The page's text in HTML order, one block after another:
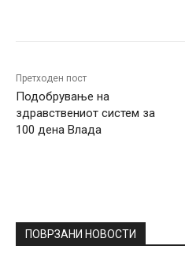
Претходен пост
Подобрување на
здравствениот систем за
100 дена Влада
ПОВРЗАНИ НОВОСТИ